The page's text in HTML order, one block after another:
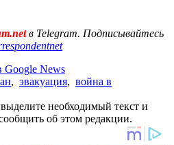
в Telegram. Подписывайтесь
Google News
, эвакуация, война в
необходимый текст и
об этом редакции.